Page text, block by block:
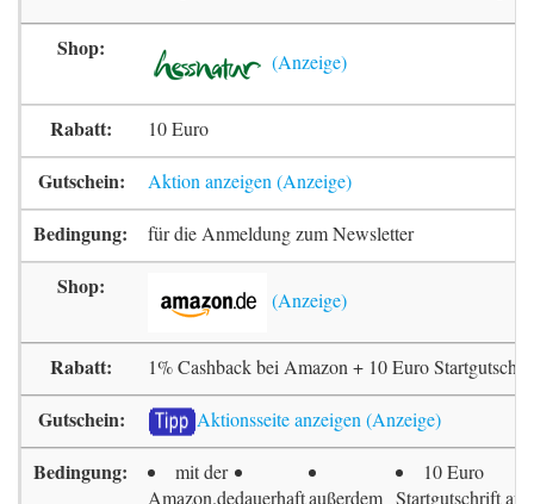
10 Euro
Aktion anzeigen
für die Anmeldung zum Newsletter
1% Cashback bei Amazon + 10 Euro
Aktionsseite anzeigen
mit der
Amazon.dedauerhaftaußerdem
10 Euro
Startgutschrift auf